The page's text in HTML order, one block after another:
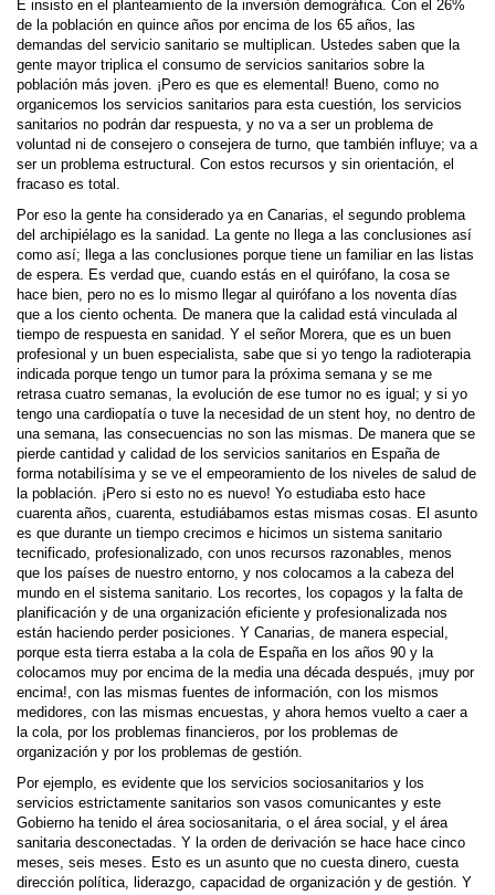
E insisto en el planteamiento de la inversión demográfica. Con el 26%
de la población en quince años por encima de los 65 años, las
demandas del servicio sanitario se multiplican. Ustedes saben que la
gente mayor triplica el consumo de servicios sanitarios sobre la
población más joven. ¡Pero es que es elemental! Bueno, como no
organicemos los servicios sanitarios para esta cuestión, los servicios
sanitarios no podrán dar respuesta, y no va a ser un problema de
voluntad ni de consejero o consejera de turno, que también influye; va a
ser un problema estructural. Con estos recursos y sin orientación, el
fracaso es total.
Por eso la gente ha considerado ya en Canarias, el segundo problema
del archipiélago es la sanidad. La gente no llega a las conclusiones así
como así; llega a las conclusiones porque tiene un familiar en las listas
de espera. Es verdad que, cuando estás en el quirófano, la cosa se
hace bien, pero no es lo mismo llegar al quirófano a los noventa días
que a los ciento ochenta. De manera que la calidad está vinculada al
tiempo de respuesta en sanidad. Y el señor Morera, que es un buen
profesional y un buen especialista, sabe que si yo tengo la radioterapia
indicada porque tengo un tumor para la próxima semana y se me
retrasa cuatro semanas, la evolución de ese tumor no es igual; y si yo
tengo una cardiopatía o tuve la necesidad de un stent hoy, no dentro de
una semana, las consecuencias no son las mismas. De manera que se
pierde cantidad y calidad de los servicios sanitarios en España de
forma notabilísima y se ve el empeoramiento de los niveles de salud de
la población. ¡Pero si esto no es nuevo! Yo estudiaba esto hace
cuarenta años, cuarenta, estudiábamos estas mismas cosas. El asunto
es que durante un tiempo crecimos e hicimos un sistema sanitario
tecnificado, profesionalizado, con unos recursos razonables, menos
que los países de nuestro entorno, y nos colocamos a la cabeza del
mundo en el sistema sanitario. Los recortes, los copagos y la falta de
planificación y de una organización eficiente y profesionalizada nos
están haciendo perder posiciones. Y Canarias, de manera especial,
porque esta tierra estaba a la cola de España en los años 90 y la
colocamos muy por encima de la media una década después, ¡muy por
encima!, con las mismas fuentes de información, con los mismos
medidores, con las mismas encuestas, y ahora hemos vuelto a caer a
la cola, por los problemas financieros, por los problemas de
organización y por los problemas de gestión.
Por ejemplo, es evidente que los servicios sociosanitarios y los
servicios estrictamente sanitarios son vasos comunicantes y este
Gobierno ha tenido el área sociosanitaria, o el área social, y el área
sanitaria desconectadas. Y la orden de derivación se hace hace cinco
meses, seis meses. Esto es un asunto que no cuesta dinero, cuesta
dirección política, liderazgo, capacidad de organización y de gestión. Y